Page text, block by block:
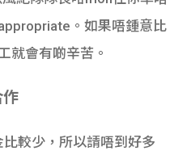
。如果唔鍾意比
就會有啲辛苦。
較少，所以請唔到好多